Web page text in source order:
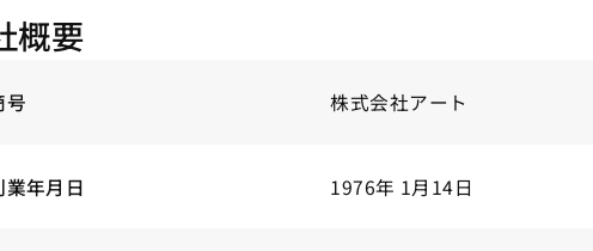
概要
号 株式会社アート
業年月日 1976年 1月14日